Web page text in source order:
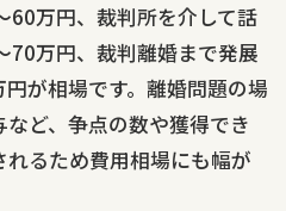
60万円、裁判所を介して話
70万円、裁判離婚まで発展
が相場です。離婚問題の場
ど、争点の数や獲得でき
るため費用相場にも幅が